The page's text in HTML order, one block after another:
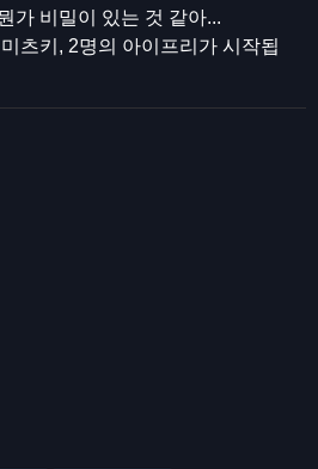
가 비밀이 있는 것 같아...
츠키, 2명의 아이프리가 시작됩